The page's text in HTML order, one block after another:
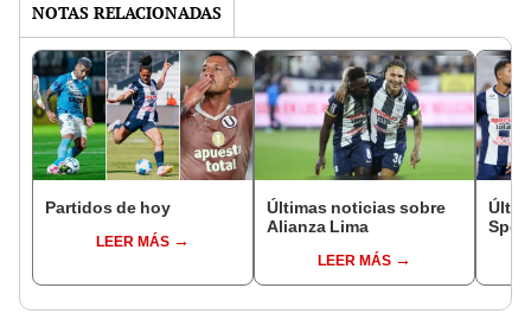
NOTAS RELACIONADAS
Partidos de hoy
LEER MÁS
Últimas noticias sobre
Alianza Lima
LEER MÁS